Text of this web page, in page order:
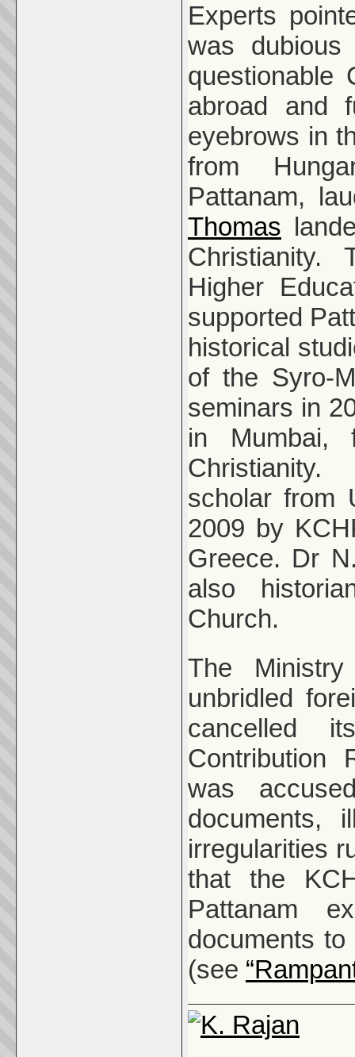
Experts
was
questionable
abroad and
eyebrows in
from
Pattanam,
Thomas
Christianity.
Higher
supported
historical
of the Syro-
seminars in
in Mumbai,
scholar from
2009 by
Greece. Dr
also
Church.
The
unbridled
cancelled
Contribution
was
documents,
irregularities
that the
Pattanam
documents
(see